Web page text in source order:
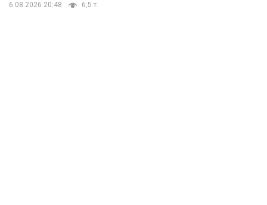
6.08.2026 20:48 6,5 т.